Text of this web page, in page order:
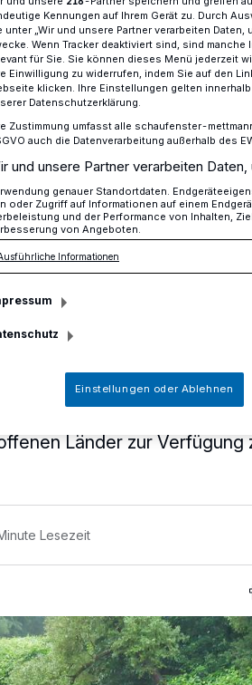
Million Euro bereit
im Kreis
Million
Landesregierung
betroffenen Bürgerinnen
freier Berufe,
und schnelle
Ergänzend hatte das
zunächst 200
Länder zur Verfügung
Lesezeit
Kennungen auf Ihrem Gerät zu. Durch
unter „Wir und unsere Partner verarbeiten
Wenn Tracker deaktiviert sind, sind
für Sie. Sie können dieses Menü jederzeit
Einwilligung zu widerrufen, indem Sie auf den
klicken. Ihre Einstellungen gelten
Datenschutzerklärung.
Zustimmung umfasst alle schaufenster-
auch die Datenverarbeitung außerhalb des
und unsere Partner verarbeiten
genauer Standortdaten.
oder Zugriff auf Informationen auf einem
und der Performance von Inhalten,
von Angeboten.
Informationen
Einstellungen oder Ablehnen